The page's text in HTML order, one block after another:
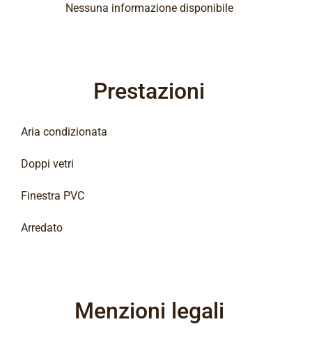
Nessuna informazione disponibile
Prestazioni
Aria condizionata
Doppi vetri
Finestra PVC
Arredato
Menzioni legali